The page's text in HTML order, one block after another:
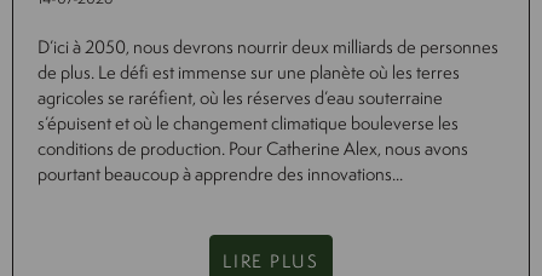
D’ici à 2050, nous devrons nourrir deux milliards de personnes
de plus. Le défi est immense sur une planète où les terres
agricoles se raréfient, où les réserves d’eau souterraine
s’épuisent et où le changement climatique bouleverse les
conditions de production. Pour Catherine Alex, nous avons
pourtant beaucoup à apprendre des innovations...
LIRE PLUS